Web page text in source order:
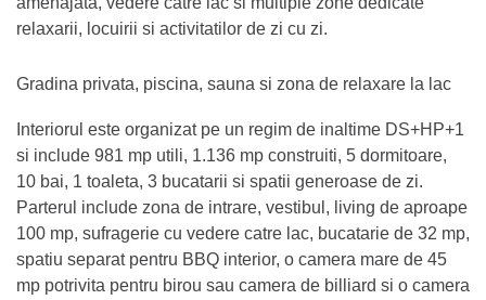
relaxarii, locuirii si activitatilor de zi cu zi.
Gradina privata, piscina, sauna si zona de relaxare la lac
Interiorul este organizat pe un regim de inaltime DS+HP+1
si include 981 mp utili, 1.136 mp construiti, 5 dormitoare,
10 bai, 1 toaleta, 3 bucatarii si spatii generoase de zi.
Parterul include zona de intrare, vestibul, living de aproape
100 mp, sufragerie cu vedere catre lac, bucatarie de 32 mp,
spatiu separat pentru BBQ interior, o camera mare de 45
mp potrivita pentru birou sau camera de billiard si o camera